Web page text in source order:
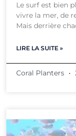
Le surf est bien
vivre la mer, de
Mais derrière
LIRE LA SUITE »
Coral Planters